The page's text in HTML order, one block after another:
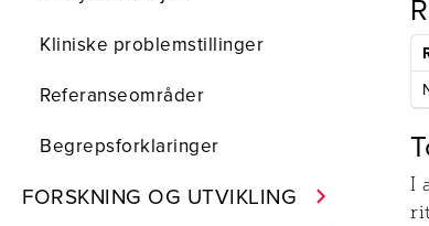
Kliniske problemstillinger
Referanseområder
Begrepsforklaringer
FORSKNING OG UTVIKLING
I